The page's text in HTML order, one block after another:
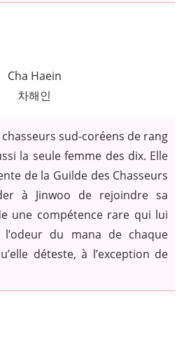
Cha Haein
차해인
chasseurs sud-coréens de rang
la seule femme des dix. Elle
de la Guilde des Chasseurs
à Jinwoo de rejoindre sa
une compétence rare qui lui
du mana de chaque
déteste, à l’exception de